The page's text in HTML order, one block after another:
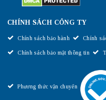
CHÍNH SÁCH CÔNG TY
Chính sách bảo hành Chính
Chính sách bảo mật thông tin
Phương thức vận chuyển